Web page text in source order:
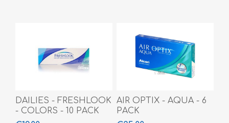
DAILIES - FRESHLOOK
- COLORS - 10 PACK
AIR OPTIX - AQUA - 6
PACK